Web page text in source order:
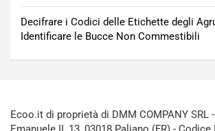
Decifrare i Codici delle Etichette degli
Identificare le Bucce Non Commestibili
Ecoo.it di proprietà di DMM COMPANY SRL